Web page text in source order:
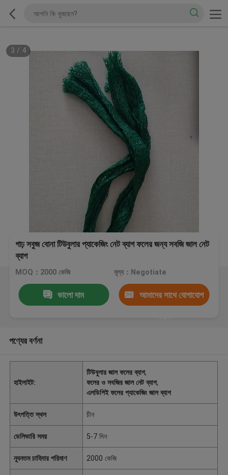
3 / 4
গাঢ় সবুজ বোনা টিউবুলার প্যাকেজিং নেট ব্যাগ ফলের জন্য সবজি জাল নেট
ব্যাগ
MOQ：2000 কেজি মূল্য：Negotiate
ভালো দাম আমাদের সাথে যোগাযোগ
পণ্যের বর্ণনা
হাইলাইট:
টিউবুলার জাল ফলের ব্যাগ,
ফলের ও সবজির জাল নেট ব্যাগ,
এলডিপিই ফলের প্যাকেজিং জাল ব্যাগ
উৎপত্তি স্থল চীন
ডেলিভারি সময় 5-7 দিন
ন্যূনতম চাহিদার পরিমাণ 2000 কেজি